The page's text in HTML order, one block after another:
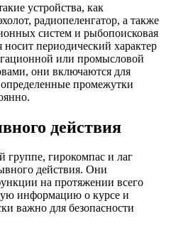
устройства, как
радиопеленгатор, а также
систем и рыбопоисковая
периодический характер
или промысловой
они включаются для
промежутки
действия
группе, гирокомпас и лаг
действия. Они
на протяжении всего
информацию о курсе и
важно для безопасности